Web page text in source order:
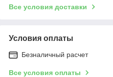
Все условия доставки
Условия оплаты
Безналичный расчет
Все условия оплаты